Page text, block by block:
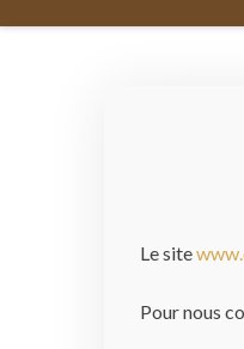
Le site
Pour nous